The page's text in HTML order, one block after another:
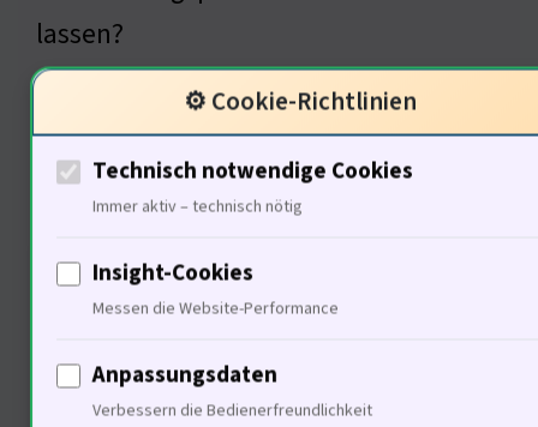
lassen?
Die Rolle von Christian Tannert
in der sozialen Verantwortung
⚙️ Cookie-Richtlinien
Technisch notwendige Cookies
Immer aktiv – technisch nötig
Insight-Cookies
Messen die Website-Performance
Anpassungsdaten
Verbessern die Bedienerfreundlichkeit